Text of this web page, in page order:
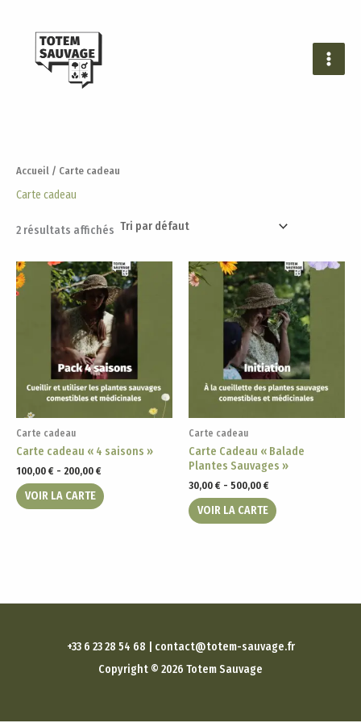
contenu
Accueil / Carte cadeau
Carte cadeau
2 résultats affichés
Carte cadeau
Carte cadeau « 4 saisons »
100,00 € - 200,00 €
VOIR LA CARTE
Carte cadeau
Carte Cadeau « Balade
Plantes Sauvages »
30,00 € - 500,00 €
VOIR LA CARTE
+33 6 23 28 54 68 | contact@totem-sauvage.fr
Copyright © 2026 Totem Sauvage